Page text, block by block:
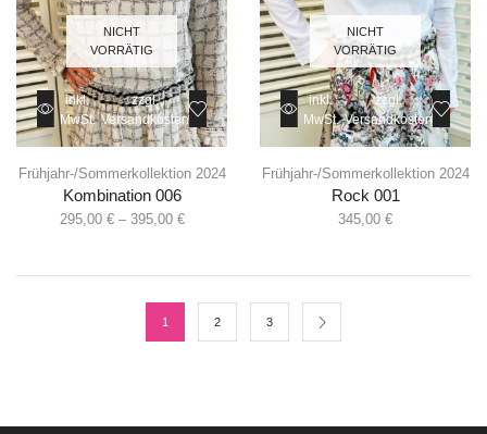
NICHT
VORRÄTIG
inkl.
MwSt.
zzgl.
Versandkosten
Frühjahr-/Sommerkollektion 2024
Kombination 006
295,00 €– 395,00 €
NICHT
VORRÄTIG
inkl.
MwSt.
zzgl.
Versandkosten
Frühjahr-/Sommerkollektion 2024
Rock 001
345,00 €
1 2 3